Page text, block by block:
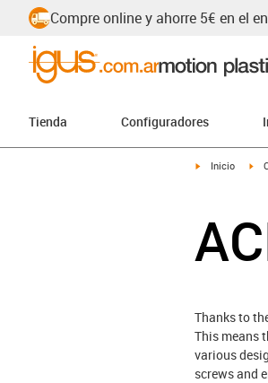
Compre online y ahorre 5€ en el
Tienda Configuradores
igus-icon-
Inicio
Thanks to
This means
various
screws and